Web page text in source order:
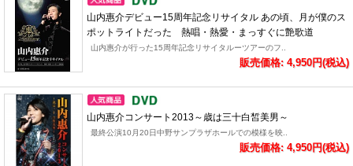
山内惠介デビュー15周年記念リサイタル あの頃、月が僕のス
ポットライトだった 熱唱・熱愛・まっすぐに艶歌道
山内惠介が行った15周年記念リサイタルーツアーのフ..
販売価格: 4,950円(税込)
山内惠介コンサート2013～歳は三十白皙美男～
最終公演10月20日中野サンプラザホールでの模様を映..
販売価格: 4,950円(税込)